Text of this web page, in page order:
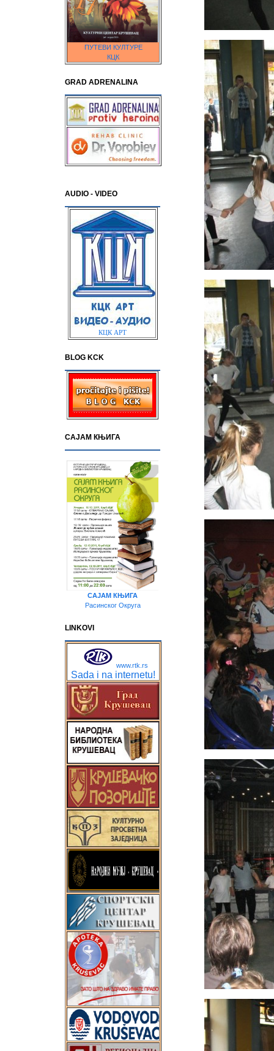
ПУТЕВИ КУЛТУРЕ
КЦК
GRAD ADRENALINA
AUDIO - VIDEO
КЦК АРТ
BLOG KCK
САЈАМ КЊИГА
САЈАМ КЊИГА
Расинског Округа
LINKOVI
www.rtk.rs
Sada i na internetu!